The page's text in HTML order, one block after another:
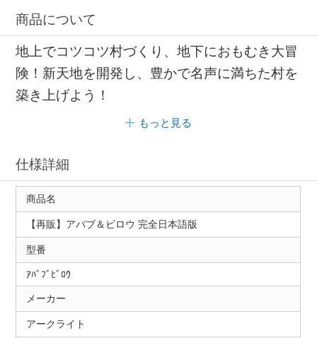
商品について
地上でコツコツ村づくり、地下におもむき大冒
険！新天地を開発し、豊かで名声に満ちた村を
築き上げよう！
もっと見る
仕様詳細
商品名
【再販】アバブ＆ビロウ 完全日本語版
型番
ｱﾊﾞﾌﾞﾋﾞﾛｳ
メーカー
アークライト